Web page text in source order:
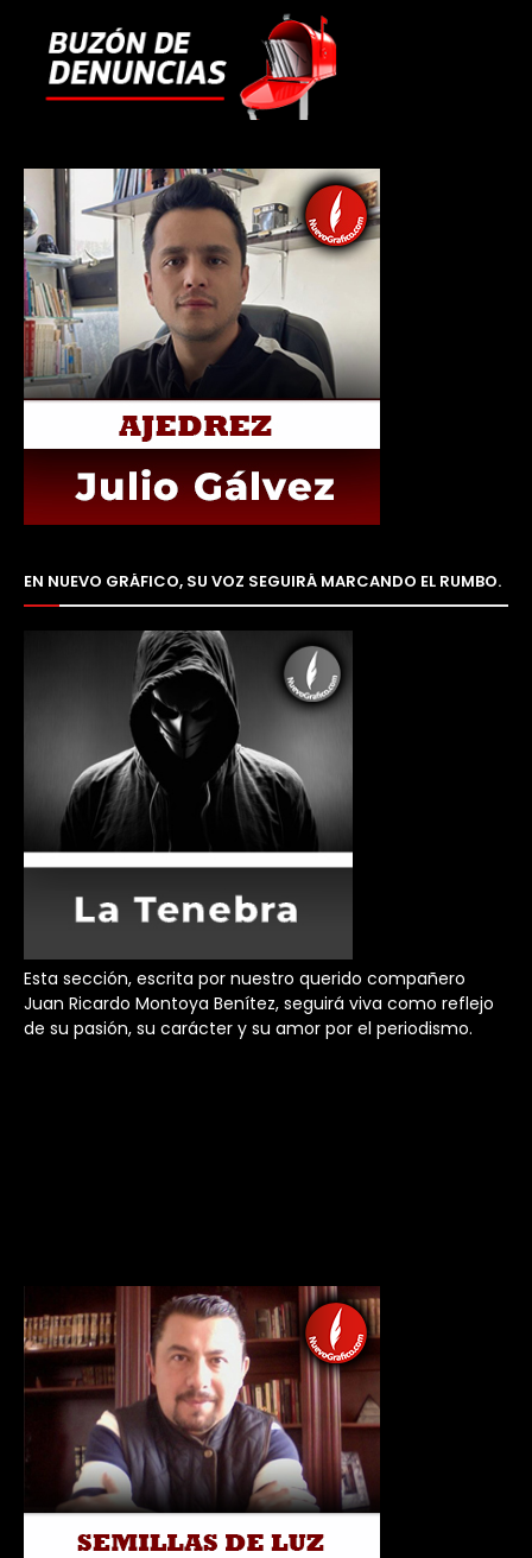
EN NUEVO GRÁFICO, SU VOZ SEGUIRÁ MARCANDO EL RUMBO.
Esta sección, escrita por nuestro querido compañero
Juan Ricardo Montoya Benítez, seguirá viva como reflejo
de su pasión, su carácter y su amor por el periodismo.